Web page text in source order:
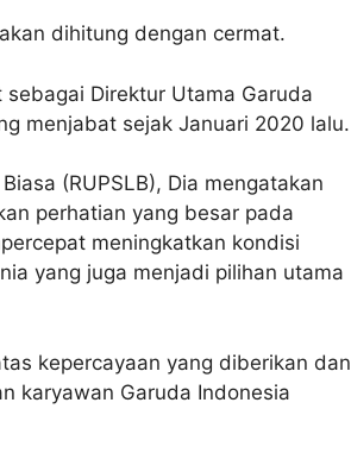
dihitung dengan cermat.
Direktur Utama Garuda
menjabat sejak Januari 2020 lalu.
(RUPSLB), Dia mengatakan
perhatian yang besar pada
meningkatkan kondisi
yang juga menjadi pilihan utama
kepercayaan yang diberikan dan
karyawan Garuda Indonesia